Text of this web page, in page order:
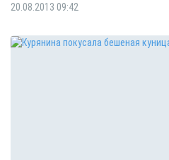
20.08.2013 09:42